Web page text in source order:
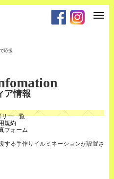
T
o
n
応援
ア情報
リー一覧
規約
フォーム
する手作りイルミネーションが設置さ